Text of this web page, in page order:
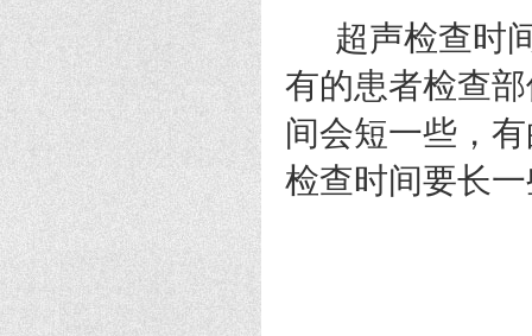
超声检查时间
有的患者检查
间会短一些，
检查时间要长